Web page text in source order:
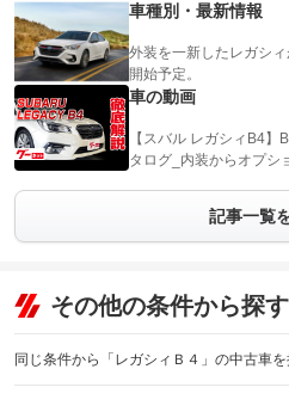
車種別・最新情報
外装を一新したレガシ
開始予定。
車の動画
【スバル レガシィB4
タログ_内装からオプシ
記事一覧
その他の条件から探す
同じ条件から「レガシィＢ４」の中古車